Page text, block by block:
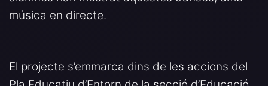
música en directe.
El projecte s’emmarca dins de les accions del